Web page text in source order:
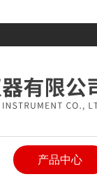
产品中心